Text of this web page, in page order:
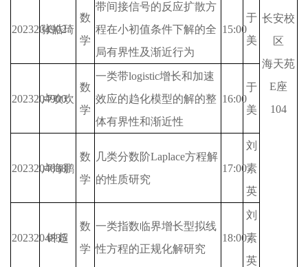
长安校
区
海天苑
E座
104
2023204902
张皓琦
数
学
带间接信号的反应扩散方
程在小初值条件下解的全
局有界性及渐近行为
15:00
于
美
2023204900
卢欢欢
数
学
一类带logistic增长和加速
效应的趋化模型的解的整
体有界性和渐近性
16:00
于
美
2023204838
卢海鹏
数
学
几类分数阶Laplace方程解
的性质研究
17:00
刘
素
英
2023204835
钟超
数
学
一类指数临界增长型拟线
性方程的正规化解研究
18:00
刘
素
英